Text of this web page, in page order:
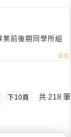
前後期同學所組
下10頁 共 218 筆